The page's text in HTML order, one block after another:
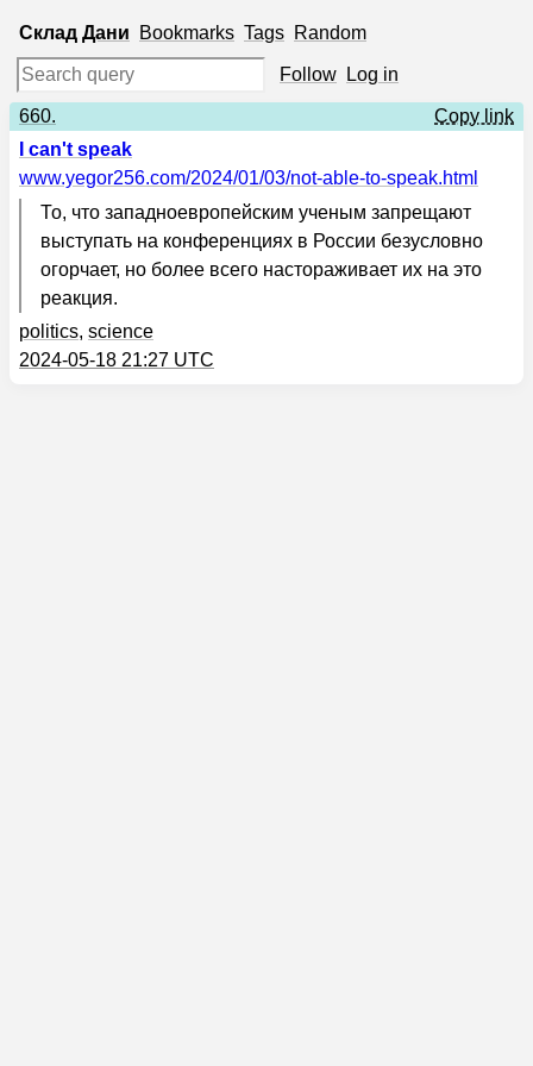
Склад Дани Bookmarks Tags Random
Follow Log in
660.
Copy link
I can't speak
www.yegor256.com/2024/01/03/not-able-to-speak.html
То, что западноевропейским ученым запрещают
выступать на конференциях в России безусловно
огорчает, но более всего настораживает их на это
реакция.
politics, science
2024-05-18 21:27 UTC